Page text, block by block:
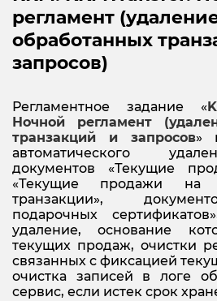
регламент
обработанных
запросов)
Регламентное задание «
Ночной регламент
транзакций и запросов»
автоматического
документов «Текущие
«Текущие продажи на
транзакции»,
подарочных
удаление, основание
текущих продаж, очистки
связанных с фиксацией
очистка записей в логе
сервис, если истек срок